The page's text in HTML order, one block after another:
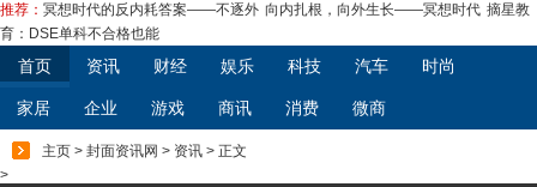
推荐： 冥想时代的反内耗答案——不逐外 向内扎根，向外生长——冥想时代 摘星教
育：DSE单科不合格也能
首页 资讯 财经 娱乐 科技 汽车 时尚
家居 企业 游戏 商讯 消费 微商
主页 > 封面资讯网 > 资讯 > 正文
>